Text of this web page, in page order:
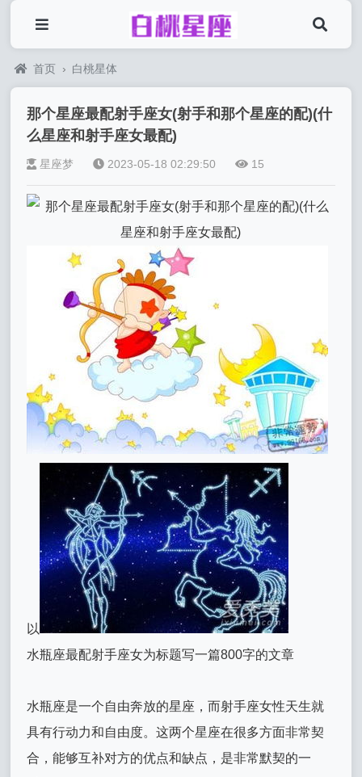
首页 › 白桃星体
那个星座最配射手座女(射手和那个星座的配)(什
么星座和射手座女最配)
星座梦 2023-05-18 02:29:50 15
以
水瓶座最配射手座女为标题写一篇800字的文章
水瓶座是一个自由奔放的星座，而射手座女性天生就
具有行动力和自由度。这两个星座在很多方面非常契
合，能够互补对方的优点和缺点，是非常默契的一